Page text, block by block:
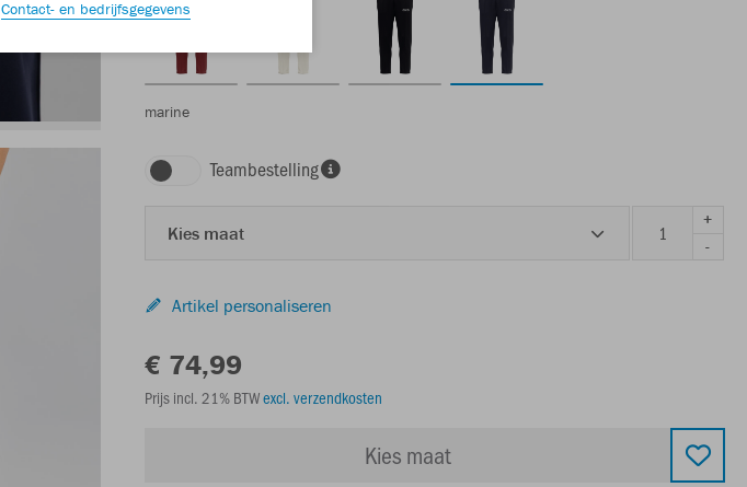
marine
Teambestelling
Kies maat
+
-
Artikel personaliseren
€ 74,99
Prijs incl. 21% BTWexcl. verzendkosten
Kies maat
Contact- en bedrijfsgegevens